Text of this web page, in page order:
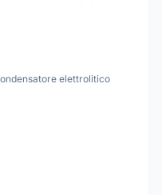
1V Condensatore elettrolitico